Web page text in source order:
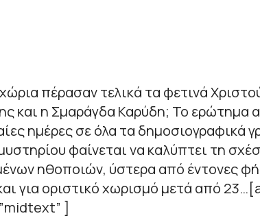
πέρασαν τελικά τα φετινά
και η Σμαράγδα Καρύδη; Το ερώτημα
ημέρες σε όλα τα δημοσιογραφικά
φαίνεται να καλύπτει τη
ηθοποιών, ύστερα από έντονες
για οριστικό χωρισμό μετά από
]